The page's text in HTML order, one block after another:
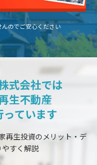
のでご安心ください
式会社では
生不動産
ています
再生投資のメリット・デ
すく解説